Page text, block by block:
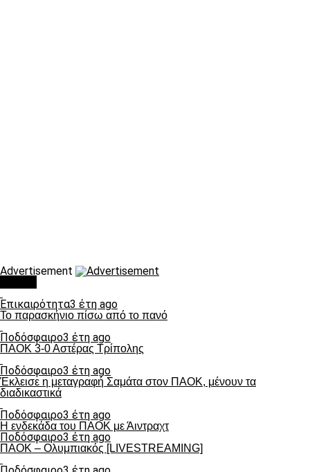
Advertisement
Επικαιρότητα3 έτη ago
Το παρασκήνιο πίσω από το πανό
Ποδόσφαιρο3 έτη ago
ΠΑΟΚ 3-0 Αστέρας Τρίπολης
Ποδόσφαιρο3 έτη ago
Έκλεισε η μεταγραφή Σαμάτα στον ΠΑΟΚ, μένουν τα
διαδικαστικά
Ποδόσφαιρο3 έτη ago
Η ενδεκάδα του ΠΑΟΚ με Άιντραχτ
Ποδόσφαιρο3 έτη ago
ΠΑΟΚ – Ολυμπιακός [LIVESTREAMING]